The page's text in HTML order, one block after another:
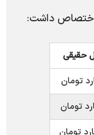
اختصاص داشت:
حقیقی